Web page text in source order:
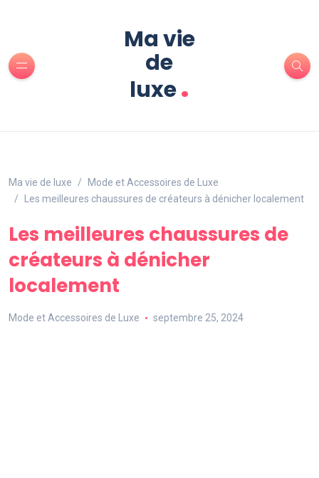
Ma vie
de
luxe.
Ma vie de luxe
Mode et Accessoires de Luxe
Les meilleures chaussures de créateurs à dénicher localement
Les meilleures chaussures de
créateurs à dénicher
localement
Mode et Accessoires de Luxe septembre 25, 2024